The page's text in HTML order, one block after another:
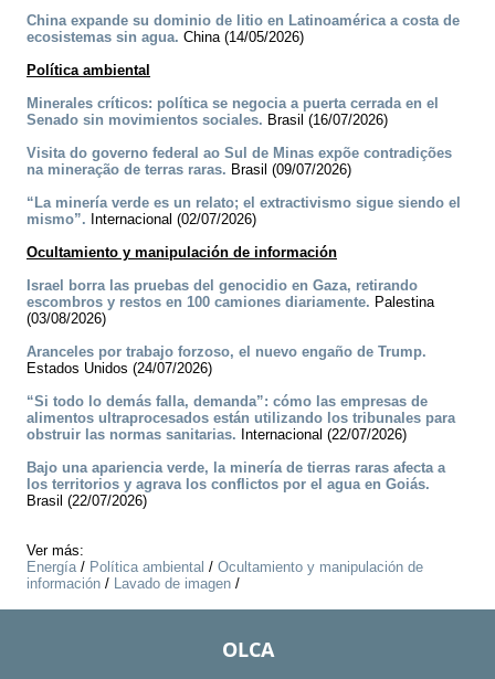
China expande su dominio de litio en Latinoamérica a costa de
ecosistemas sin agua. China (14/05/2026)
Política ambiental
Minerales críticos: política se negocia a puerta cerrada en el
Senado sin movimientos sociales. Brasil (16/07/2026)
Visita do governo federal ao Sul de Minas expõe contradições
na mineração de terras raras. Brasil (09/07/2026)
“La minería verde es un relato; el extractivismo sigue siendo el
mismo”. Internacional (02/07/2026)
Ocultamiento y manipulación de información
Israel borra las pruebas del genocidio en Gaza, retirando
escombros y restos en 100 camiones diariamente. Palestina
(03/08/2026)
Aranceles por trabajo forzoso, el nuevo engaño de Trump.
Estados Unidos (24/07/2026)
“Si todo lo demás falla, demanda”: cómo las empresas de
alimentos ultraprocesados están utilizando los tribunales para
obstruir las normas sanitarias. Internacional (22/07/2026)
Bajo una apariencia verde, la minería de tierras raras afecta a
los territorios y agrava los conflictos por el agua en Goiás.
Brasil (22/07/2026)
Ver más:
Energía/ Política ambiental / Ocultamiento y manipulación de
información / Lavado de imagen /
OLCA